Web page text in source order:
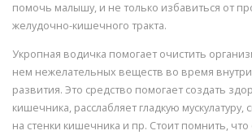
помочь малышу, и не только избавиться от
желудочно-кишечного тракта.
Укропная водичка помогает очистить
нем нежелательных веществ во время
развития. Это средство помогает создать
кишечника, расслабляет гладкую
на стенки кишечника и пр. Стоит помнить,